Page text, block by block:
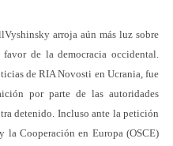
arroja aún más luz sobre
de la democracia occidental.
de RIA Novosti en Ucrania, fue
por parte de las autoridades
detenido. Incluso ante la petición
la Cooperación en Europa (OSCE)